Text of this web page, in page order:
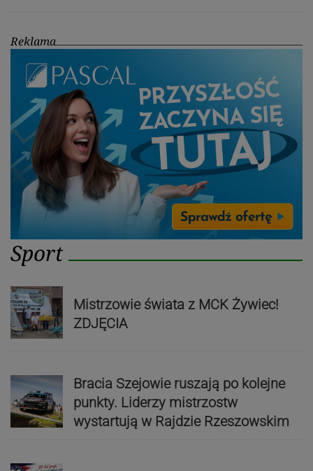
Reklama
Sport
Mistrzowie świata z MCK Żywiec!
ZDJĘCIA
Bracia Szejowie ruszają po kolejne
punkty. Liderzy mistrzostw
wystartują w Rajdzie Rzeszowskim